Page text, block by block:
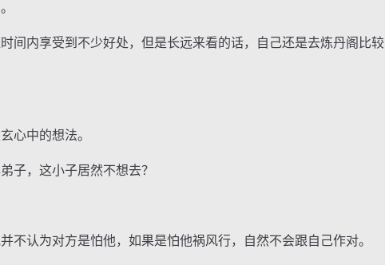
内享受到不少好处，但是长远来看的话，自己还是去炼丹阁比较
心中的想法。
，这小子居然不想去？
认为对方是怕他，如果是怕他祸风行，自然不会跟自己作对。